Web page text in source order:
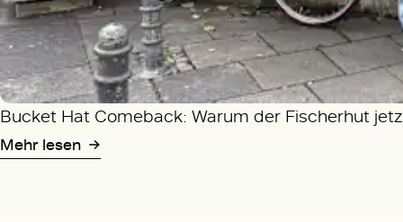
Bucket Hat Comeback: Warum der Fischerhut
Mehr lesen